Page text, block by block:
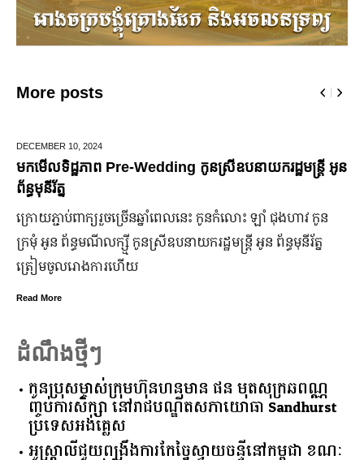
More posts
JUNE 25,2024
មកដឹងប្រាក់ចំណេញសុទ្ធរបស់ក្រុមហ៊ុន Ford ពីឆ្នាំ២០១០ ដល់
ឆ្នាំ២០២៤
ក្រុមហ៊ុន Ford Motor ទទួលប្រាក់ចំណេញសរុបប្រចាំឆ្នាំមានការកើន
ឡើង បើទោះបីវិបត្តិសេដ្ឋកិច្ចពិភពលោកមិនទាន់មានស្ថានភាពល្អ
ប្រសើរ។
Read More
ដំណឹងថ្មីៗ
កូនប្រុសម្ចាស់ក្រុមហ៊ុនហនុមាន ផន មុតសុក្រឆពណ្ណ
ញ្ចប់ការសិក្សា នៅរាជបណ្ឌិតសភាយោធា Sandhurst
ប្រទេសអង់គ្លេស
អូស្ត្រាលី​ជួយ​ពង្រឹង​ការ​កែច្នៃ​ស្វាយចន្ទី​នៅ​កម្ពុជា​ ​ខណៈ​